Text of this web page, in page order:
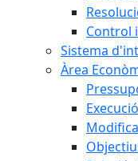
Control
Sistema
Àrea